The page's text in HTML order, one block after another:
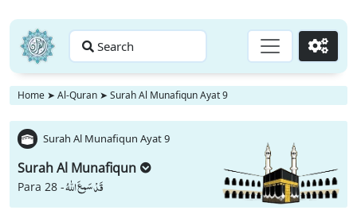
Search Go
Home ➤ Al-Quran ➤ Surah Al Munafiqun Ayat 9
Surah Al Munafiqun Ayat 9
Surah Al Munafiqun
Para 28 -قَدْ سَمِعَ اللّٰهُ